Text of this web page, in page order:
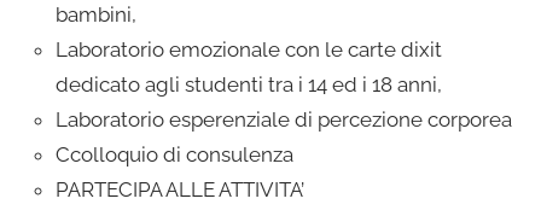
bambini,
Laboratorio emozionale con le carte dixit
dedicato agli studenti tra i 14 ed i 18 anni,
Laboratorio esperenziale di percezione corporea
Ccolloquio di consulenza
PARTECIPA ALLE ATTIVITA’